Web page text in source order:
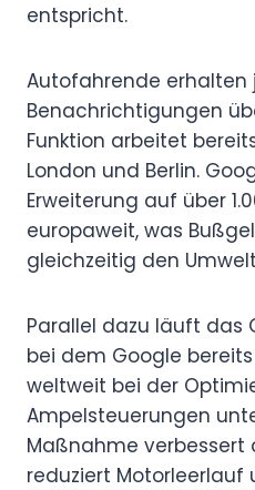
entspricht.
Autofahrende erhalten
Benachrichtigungen
Funktion arbeitet
London und Berlin.
Erweiterung auf über
europaweit, was
gleichzeitig den
Parallel dazu läuft das
bei dem Google
weltweit bei der
Ampelsteuerungen
Maßnahme verbessert
reduziert Motorleerlauf